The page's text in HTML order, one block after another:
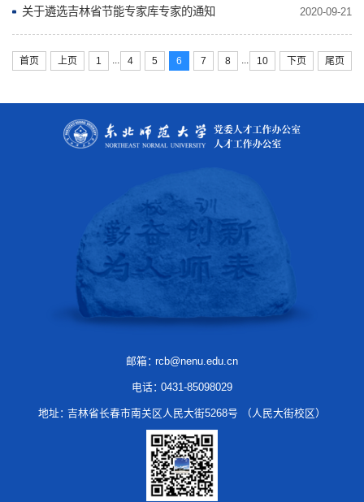
关于遴选吉林省节能专家库专家的通知 2020-09-21
首页 上页 1 ... 4 5 6 7 8 ... 10 下页 尾页
邮箱：rcb@nenu.edu.cn
电话：0431-85098029
地址：吉林省长春市南关区人民大街5268号 （人民大街校区）